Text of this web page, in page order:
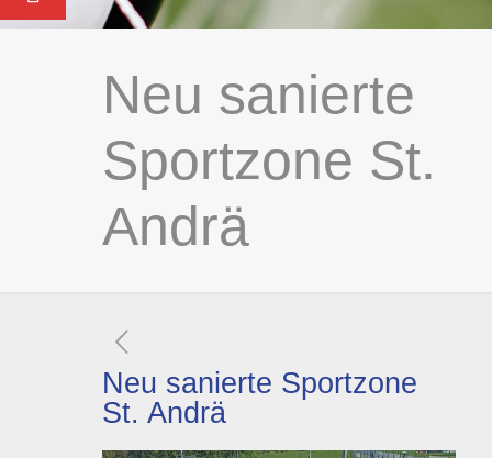
Neu sanierte
Sportzone St.
Andrä
Neu sanierte Sportzone
St. Andrä